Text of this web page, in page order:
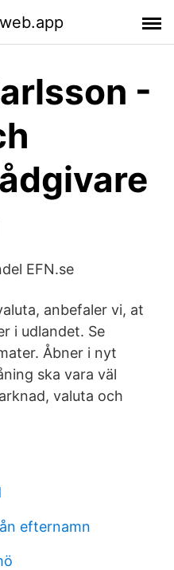
-
EFN.se
anbefaler vi, at
i udlandet. Se
Åbner i nyt
ska vara väl
valuta och
efternamn